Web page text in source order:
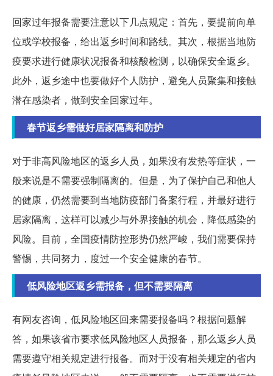
回家过年报备需要注意以下几点规定：首先，要提前向单
位或学校报备，给出返乡时间和路线。其次，根据当地防
疫要求进行健康状况报备和核酸检测，以确保安全返乡。
此外，返乡途中也要做好个人防护，避免人员聚集和接触
潜在感染者，做到安全回家过年。
春节返乡需做好居家隔离和防护
对于非高风险地区的返乡人员，如果没有发热等症状，一
般来说是不需要强制隔离的。但是，为了保护自己和他人
的健康，仍然需要到当地防疫部门备案行程，并最好进行
居家隔离，这样可以减少与外界接触的机会，降低感染的
风险。目前，全国疫情防控形势仍然严峻，我们需要保持
警惕，共同努力，度过一个安全健康的春节。
低风险地区返乡需报备，但不需要隔离
有网友咨询，低风险地区回来需要报备吗？根据问题解
答，如果该省市要求低风险地区人员报备，那么返乡人员
需要遵守相关规定进行报备。而对于没有相关规定的省内